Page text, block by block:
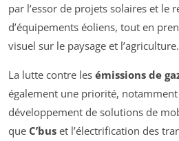
par l’essor de projets solaires et le
d’équipements éoliens, tout en
visuel sur le paysage et l’agriculture.
La lutte contre les émissions de
également une priorité,
développement de solutions de
que C’bus et l’électrification des